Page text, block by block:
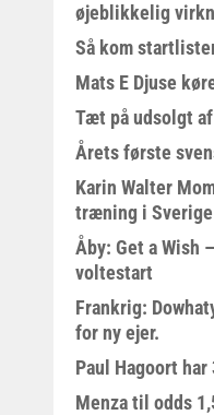
øjeblikkelig
Så kom
Mats E Djuse
Tæt på udsolgt
Årets første
Karin Walter
træning i Sverige
Åby: Get a Wish
voltestart
Frankrig:
for ny ejer.
Paul Hagoort
Menza til odds